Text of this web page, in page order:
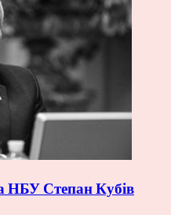
НБУ Степан Кубів